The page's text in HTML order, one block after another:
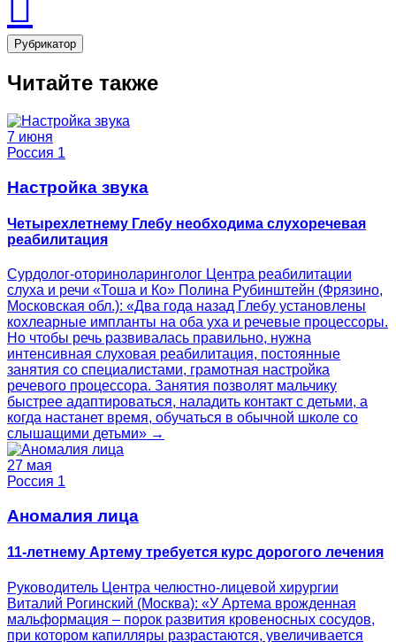
Рубрикатор
Читайте также
7 июня
Россия 1
Настройка звука
Четырехлетнему Глебу необходима слухоречевая
реабилитация
Сурдолог-оториноларинголог Центра реабилитации
слуха и речи «Тоша и Ко» Полина Рубинштейн (Фрязино,
Московская обл.): «Два года назад Глебу установлены
кохлеарные импланты на оба уха и речевые процессоры.
Но чтобы речь развивалась правильно, нужна
интенсивная слуховая реабилитация, постоянные
занятия со специалистами, грамотная настройка
речевого процессора. Занятия позволят мальчику
быстрее адаптироваться, наладить контакт с детьми, а
когда настанет время, обучаться в обычной школе со
слышащими детьми» →
27 мая
Россия 1
Аномалия лица
11-летнему Артему требуется курс дорогого лечения
Руководитель Центра челюстно-лицевой хирургии
Виталий Рогинский (Москва): «У Артема врожденная
мальформация – порок развития кровеносных сосудов,
при котором капилляры разрастаются, увеличивается